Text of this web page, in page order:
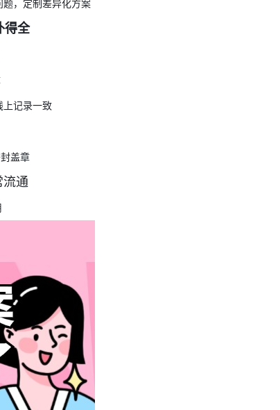
题，定制差异化方案
得全
上记录一致
盖章
流通